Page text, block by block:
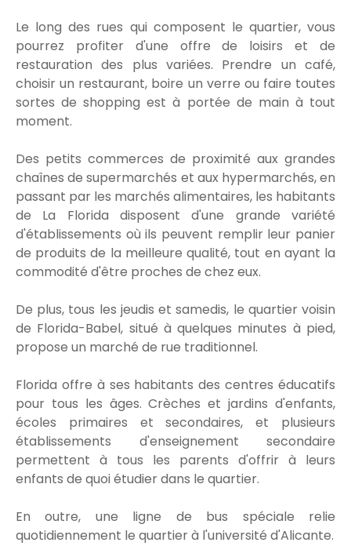
Le long des rues qui composent le quartier, vous
pourrez profiter d'une offre de loisirs et de
restauration des plus variées. Prendre un café,
choisir un restaurant, boire un verre ou faire toutes
sortes de shopping est à portée de main à tout
moment.
Des petits commerces de proximité aux grandes
chaînes de supermarchés et aux hypermarchés, en
passant par les marchés alimentaires, les habitants
de La Florida disposent d'une grande variété
d'établissements où ils peuvent remplir leur panier
de produits de la meilleure qualité, tout en ayant la
commodité d'être proches de chez eux.
De plus, tous les jeudis et samedis, le quartier voisin
de Florida-Babel, situé à quelques minutes à pied,
propose un marché de rue traditionnel.
Florida offre à ses habitants des centres éducatifs
pour tous les âges. Crèches et jardins d'enfants,
écoles primaires et secondaires, et plusieurs
établissements d'enseignement secondaire
permettent à tous les parents d'offrir à leurs
enfants de quoi étudier dans le quartier.
En outre, une ligne de bus spéciale relie
quotidiennement le quartier à l'université d'Alicante.